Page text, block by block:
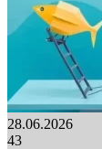
28.06.2026
43